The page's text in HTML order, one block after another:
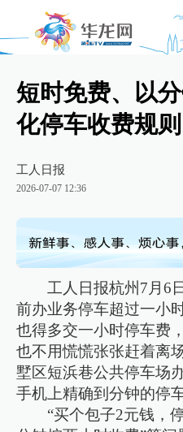
短时免费、以
化停车收费规则
工人日报
2026-07-07 12:36
工人日报杭州7月6
前办业务停车超过一小
也得多交一小时停车费
也不用慌慌张张赶着离
墅区短浜巷公共停车场
手机上精确到分钟的停
“买个包子2元钱，